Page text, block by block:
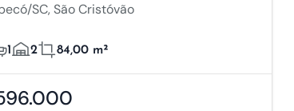
SC, São Cristóvão
1 2 84,00 m²